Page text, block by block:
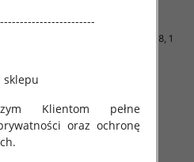
Komplet Chłopięca Roz 3-8, 1
sklepu
Klientom pełne
oraz ochronę